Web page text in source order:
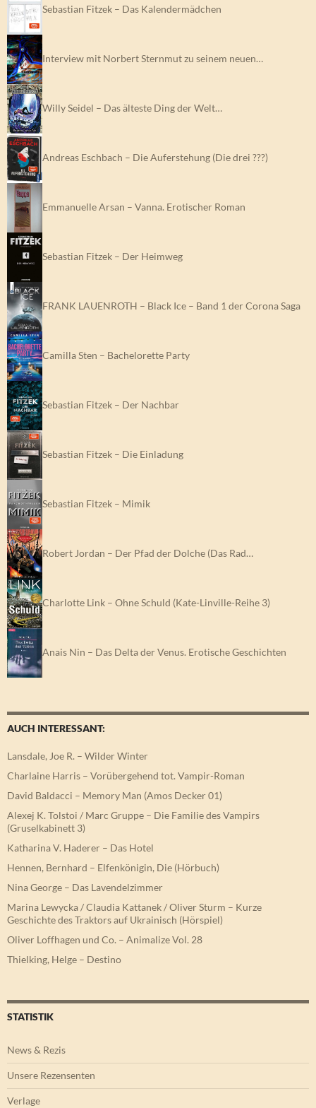
Sebastian Fitzek – Das Kalendermädchen
Interview mit Norbert Sternmut zu seinem neuen…
Willy Seidel – Das älteste Ding der Welt…
Andreas Eschbach – Die Auferstehung (Die drei ???)
Emmanuelle Arsan – Vanna. Erotischer Roman
Sebastian Fitzek – Der Heimweg
FRANK LAUENROTH – Black Ice – Band 1 der Corona Saga
Camilla Sten – Bachelorette Party
Sebastian Fitzek – Der Nachbar
Sebastian Fitzek – Die Einladung
Sebastian Fitzek – Mimik
Robert Jordan – Der Pfad der Dolche (Das Rad…
Charlotte Link – Ohne Schuld (Kate-Linville-Reihe 3)
Anais Nin – Das Delta der Venus. Erotische Geschichten
AUCH INTERESSANT:
Lansdale, Joe R. – Wilder Winter
Charlaine Harris – Vorübergehend tot. Vampir-Roman
David Baldacci – Memory Man (Amos Decker 01)
Alexej K. Tolstoi / Marc Gruppe – Die Familie des Vampirs
(Gruselkabinett 3)
Katharina V. Haderer – Das Hotel
Hennen, Bernhard – Elfenkönigin, Die (Hörbuch)
Nina George – Das Lavendelzimmer
Marina Lewycka / Claudia Kattanek / Oliver Sturm – Kurze
Geschichte des Traktors auf Ukrainisch (Hörspiel)
Oliver Loffhagen und Co. – Animalize Vol. 28
Thielking, Helge – Destino
STATISTIK
News & Rezis
Unsere Rezensenten
Verlage